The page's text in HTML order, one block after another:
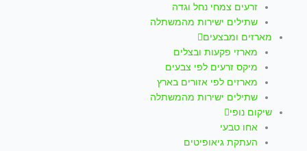
o
k
f
e
r
a
m
pזרעים צמחי נחל וגדה
שתילים ישירות מהמשתלה
מארזים ומבצעים
מארזי פקעות ובצלים
מיקס זרעים לפי צבעים
מארזים לפי אזורים בארץ
שתילים ישירות מהמשתלה
שיקום נופי
אחו טבעי
העתקת גיאופיטים